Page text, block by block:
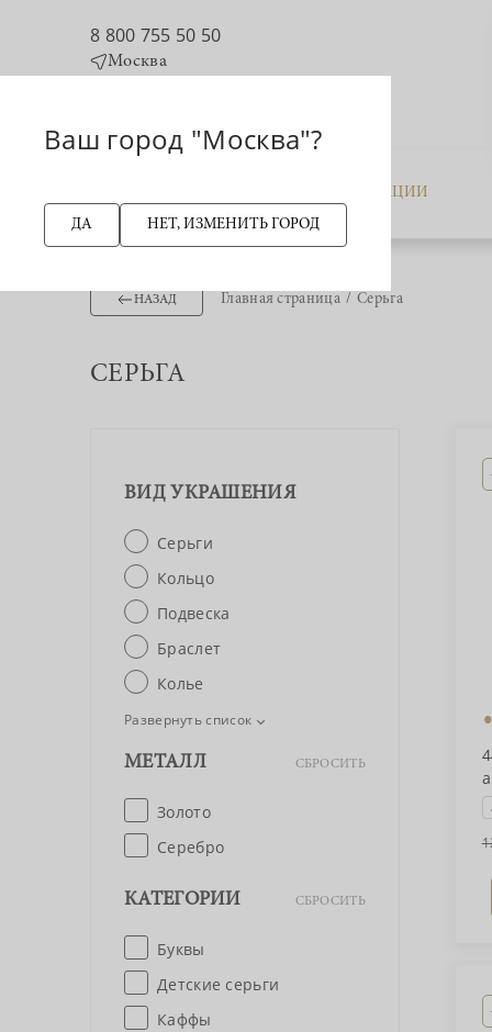
8 800 755 50 50
Москва
АКЦИИ
НАЗАД Главная страница Серьга
СЕРЬГА
ВИД УКРАШЕНИЯ
Серьги
Кольцо
Подвеска
Браслет
Колье
Развернуть список
МЕТАЛЛ СБРОСИТЬ
Золото
Серебро
КАТЕГОРИИ СБРОСИТЬ
Буквы
Детские серьги
Каффы
Ваш город "Москва"?
ДА НЕТ, ИЗМЕНИТЬ ГОРОД